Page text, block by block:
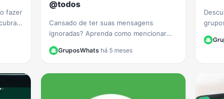
fazer
@todos
Cansado de ter suas mensagens
ignoradas? Aprenda como mencionar
nova função @todos e garanta que
GruposWhats·há 5 meses